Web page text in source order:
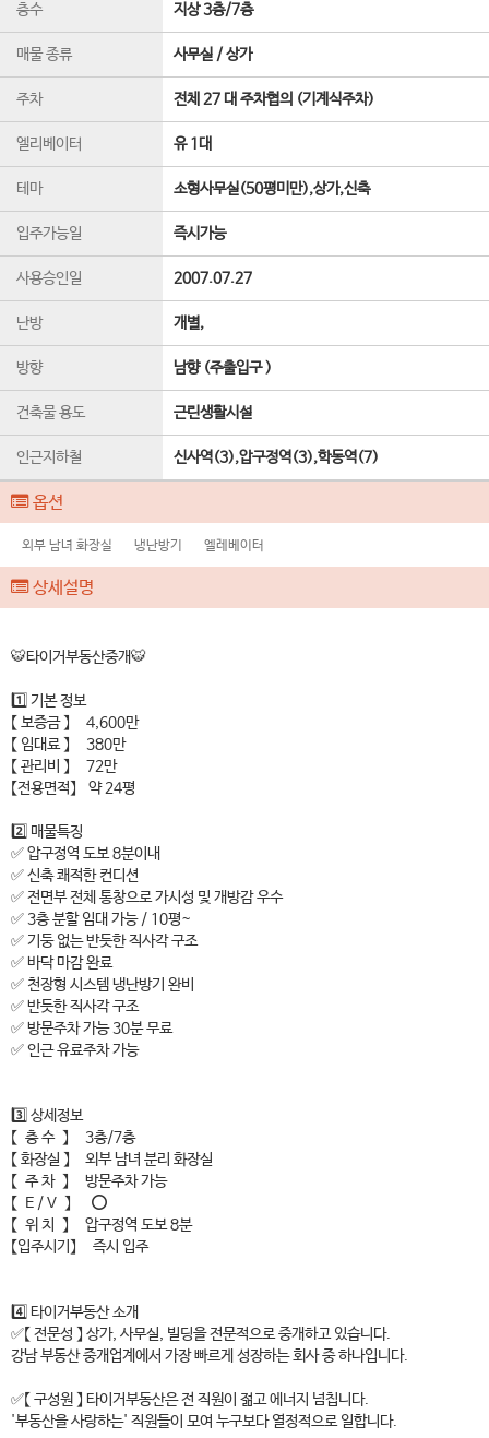
층수 지상 3층/7층
매물 종류 사무실 / 상가
주차 전체 27 대 주차협의 (기계식주차)
엘리베이터 유 1 대
테마 소형사무실(50평미만),상가,신축
입주가능일 즉시가능
사용승인일 2007.07.27
난방 개별,
방향 남향 (주출입구 )
건축물 용도 근린생활시설
인근지하철 신사역(3),압구정역(3),학동역(7)
옵션
외부 남녀 화장실 냉난방기 엘레베이터
상세설명
🐯타이거부동산중개🐯
1️⃣ 기본 정보
【 보증금 】 4,600만
【 임대료 】 380만
【 관리비 】 72만
【전용면적】 약 24평
2️⃣ 매물특징
✅ 압구정역 도보 8분이내
✅ 신축 쾌적한 컨디션
✅ 전면부 전체 통창으로 가시성 및 개방감 우수
✅ 3층 분할 임대 가능 / 10평~
✅ 기둥 없는 반듯한 직사각 구조
✅ 바닥 마감 완료
✅ 천장형 시스템 냉난방기 완비
✅ 반듯한 직사각 구조
✅ 방문주차 가능 30분 무료
✅ 인근 유료주차 가능
3️⃣ 상세정보
【 층 수 】 3층/7층
【 화장실 】 외부 남녀 분리 화장실
【 주 차 】 방문주차 가능
【 E / V 】 ⭕
【 위 치 】 압구정역 도보 8분
【입주시기】 즉시 입주
4️⃣ 타이거부동산 소개
✅【 전문성 】 상가, 사무실, 빌딩을 전문적으로 중개하고 있습니다.
강남 부동산 중개업계에서 가장 빠르게 성장하는 회사 중 하나입니다.
✅【 구성원 】 타이거부동산은 전 직원이 젊고 에너지 넘칩니다.
'부동산을 사랑하는' 직원들이 모여 누구보다 열정적으로 일합니다.